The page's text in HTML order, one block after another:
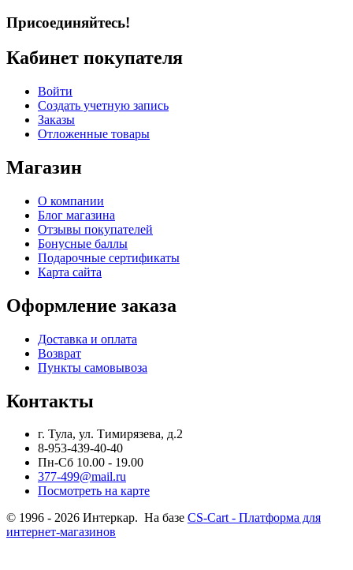
Присоединяйтесь!
Кабинет покупателя
Войти
Создать учетную запись
Заказы
Отложенные товары
Магазин
О компании
Блог магазина
Отзывы покупателей
Бонусные баллы
Подарочные сертификаты
Карта сайта
Оформление заказа
Доставка и оплата
Возврат
Пункты самовывоза
Контакты
г. Тула, ул. Тимирязева, д.2
8-953-439-40-40
Пн-Сб 10.00 - 19.00
377-499@mail.ru
Посмотреть на карте
© 1996 - 2026 Интеркар. На базе CS-Cart - Платформа для
интернет-магазинов